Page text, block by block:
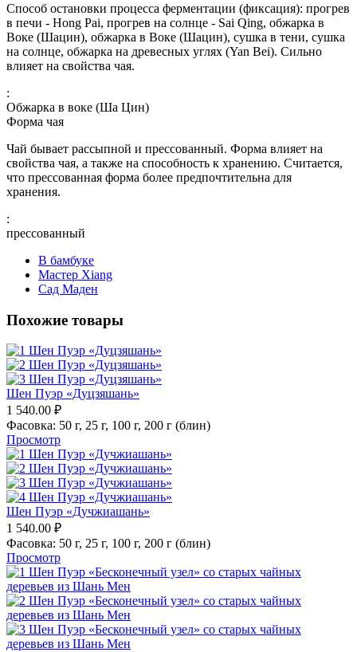
Способ остановки процесса ферментации (фиксация): прогрев
в печи - Hong Pai, прогрев на солнце - Sai Qing, обжарка в
Воке (Шацин), обжарка в Воке (Шацин), сушка в тени, сушка
на солнце, обжарка на древесных углях (Yan Bei). Сильно
влияет на свойства чая.
:
Обжарка в воке (Ша Цин)
Форма чая
Чай бывает рассыпной и прессованный. Форма влияет на
свойства чая, а также на способность к хранению. Считается,
что прессованная форма более предпочтительна для
хранения.
:
прессованный
В бамбуке
Мастер Xiang
Сад Маден
Похожие товары
Шен Пуэр «Дуцзяшань»
1 540.00 ₽
Фасовка: 50 г, 25 г, 100 г, 200 г (блин)
Просмотр
Шен Пуэр «Дучжиашань»
1 540.00 ₽
Фасовка: 50 г, 25 г, 100 г, 200 г (блин)
Просмотр